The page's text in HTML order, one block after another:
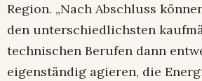
Region. „Nach Abschluss
den unterschiedlichsten
technischen Berufen dann
eigenständig agieren, die